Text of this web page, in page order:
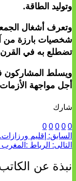
وتوليد الطاقة.
وتعرف أشغال
تضطلع به في القرن ال21 ضمن تنوعها
ويسلط المشاركون
أجل مواجهة
شارك
0
0
0
0
0
السابق: إقليم ورزازات..
التالى: الرباط
نبذة عن